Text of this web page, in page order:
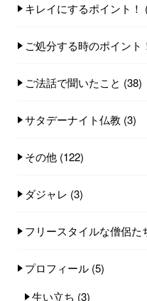
キレイにするポイント！
ご処分する時のポイント
ご法話で聞いたこと (38)
サタデーナイト仏教 (3)
その他 (122)
ダジャレ (3)
フリースタイルな僧侶た
プロフィール (5)
生い立ち (3)